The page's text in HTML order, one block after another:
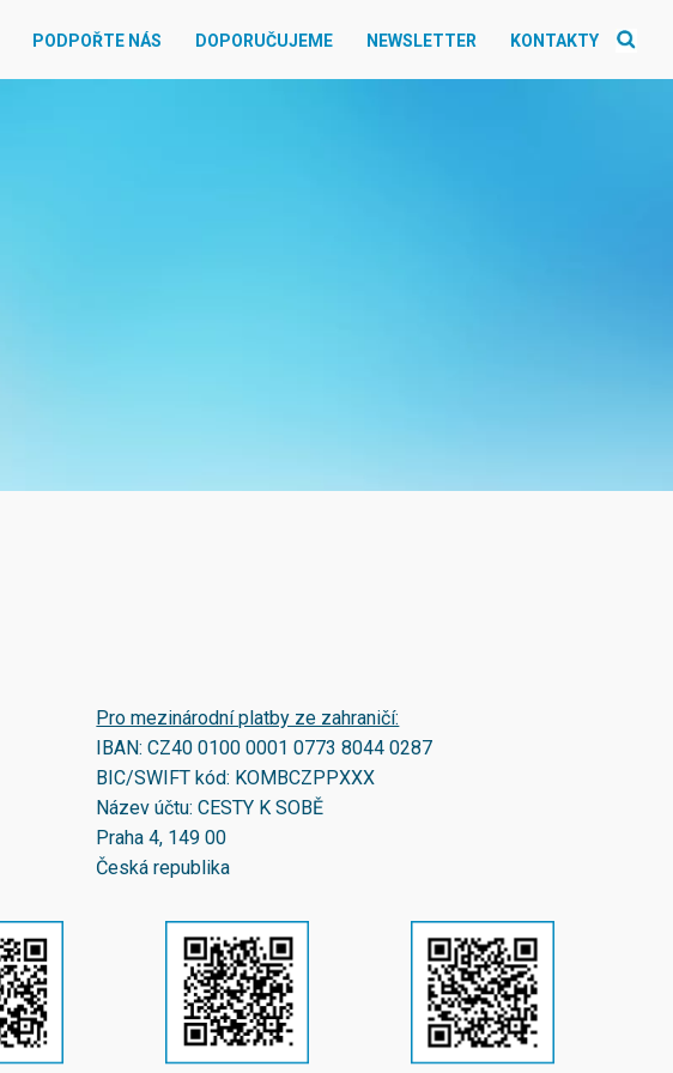
PODPOŘTE NÁS DOPORUČUJEME NEWSLETTER KONTAKTY
Pro mezinárodní platby ze zahraničí:
IBAN:CZ40 0100 0001 0773 8044 0287
BIC/SWIFT kód: KOMBCZPPXXX
Název účtu: CESTY K SOBĚ
Praha 4, 149 00
Česká republika